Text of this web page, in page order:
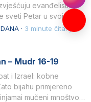
evanđelisti
sveti Petar u svojoj
· 3 minute čitanja
– Mudr 16-19
i Izrael: kobne
bijahu primjereno
mučeni mnoštvom